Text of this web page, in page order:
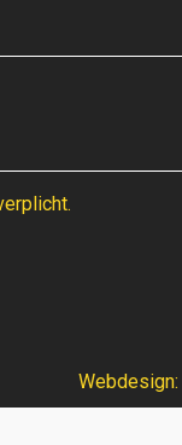
Webdesign: